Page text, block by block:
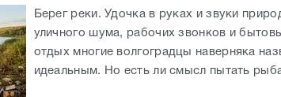
Берег реки. Удочка в руках и звуки
уличного шума, рабочих звонков и
отдых многие волгоградцы наверняка
идеальным. Но есть ли смысл пытать